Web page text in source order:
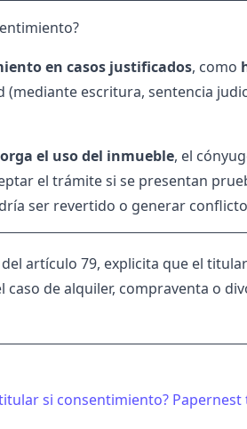
en casos justificados, como
escritura, sentencia
el uso del inmueble, el
el trámite si se presentan
ser revertido o generar
artículo 79, explicita que el
de alquiler, compraventa o
si consentimiento? Papernest